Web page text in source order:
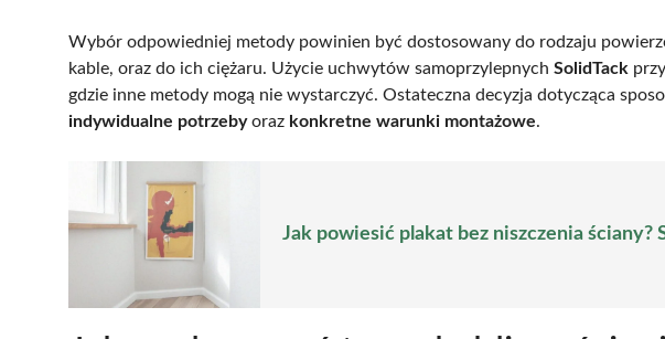
Wybór odpowiedniej metody powinien być dostosowany do rodzaju
kable, oraz do ich ciężaru. Użycie uchwytów samoprzylepnych SolidTack
gdzie inne metody mogą nie wystarczyć. Ostateczna decyzja dotycząca
indywidualne potrzebyoraz konkretne warunki montażowe.
Jak powiesić plakat bez niszczenia ściany?